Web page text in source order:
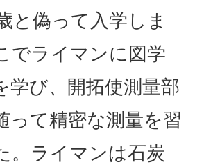
と偽って入学しま
でライマンに図学
学び、開拓使測量部
って精密な測量を習
。ライマンは石炭